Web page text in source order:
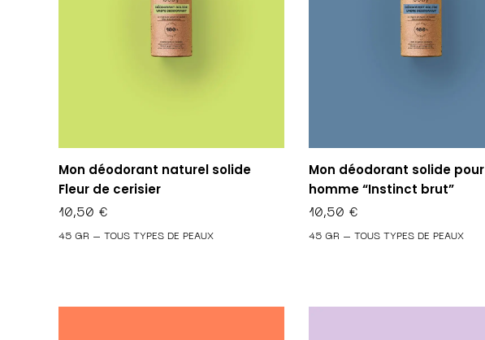
Mon déodorant naturel solide
Fleur de cerisier
10,50 €
45 GR – TOUS TYPES DE PEAUX
Mon déodorant solide pour
homme “Instinct brut”
10,50 €
45 GR – TOUS TYPES DE PEAUX